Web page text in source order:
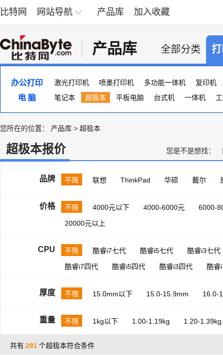
比特网 网站导航 产品库 加入收藏
产品库 全部分类
办公打印 激光打印机 喷墨打印机 多功能一体机
复印机
便携照片打印机
页宽打印机 证卡打印机 大幅
电 脑 笔记本 超极本 平板电脑 台式机 一体机
您所在的位置： 产品库 > 超极本
超极本报价 您是不是想找：
品牌 不限 联想 ThinkPad 华硕 戴尔
价格 不限 4000元以下 4000-6000元
6000-
20000元以上
CPU 不限 酷睿i7七代 酷睿i5七代
酷睿i3七代
酷睿i7四代
酷睿i5四代 酷睿i3四代 酷睿
厚度 不限 15.0mm以下 15.0-15.9mm 16.0-
重量 不限 1kg以下 1.00-1.19kg 1.20-1.39kg
共有281个超极本符合条件